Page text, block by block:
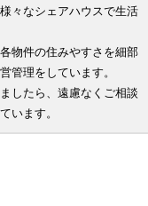
々なシェアハウスで生活
物件の住みやすさを細部
管理をしています。
したら、遠慮なくご相談
います。